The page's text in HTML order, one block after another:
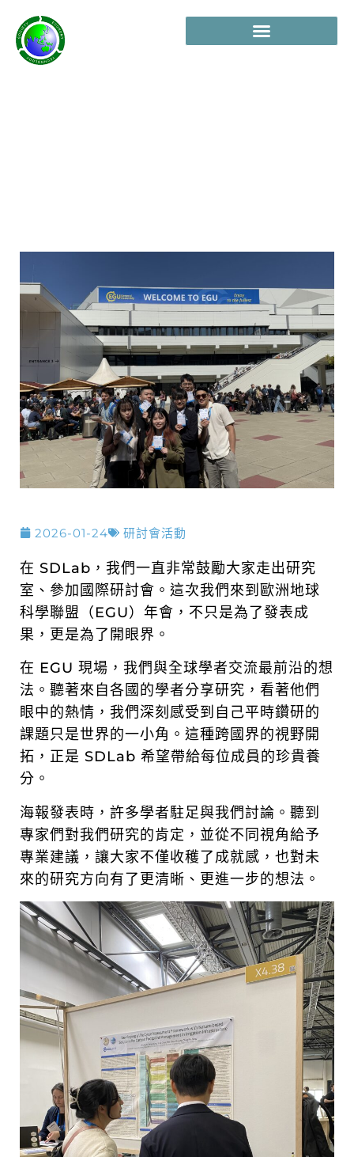
2026-01-24 研討會活動
在 SDLab，我們一直非常鼓勵大家走出研究
室、參加國際研討會。這次我們來到歐洲地球
科學聯盟（EGU）年會，不只是為了發表成
果，更是為了開眼界。
在 EGU 現場，我們與全球學者交流最前沿的想
法。聽著來自各國的學者分享研究，看著他們
眼中的熱情，我們深刻感受到自己平時鑽研的
課題只是世界的一小角。這種跨國界的視野開
拓，正是 SDLab 希望帶給每位成員的珍貴養
分。
海報發表時，許多學者駐足與我們討論。聽到
專家們對我們研究的肯定，並從不同視角給予
專業建議，讓大家不僅收穫了成就感，也對未
來的研究方向有了更清晰、更進一步的想法。